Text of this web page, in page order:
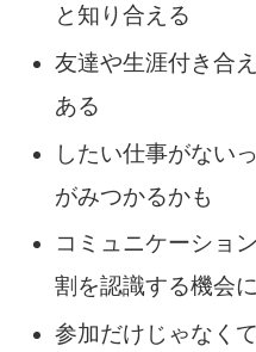
と知り合える
友達や生涯付き合
ある
したい仕事がない
がみつかるかも
コミュニケーショ
割を認識する機会
参加だけじゃなく